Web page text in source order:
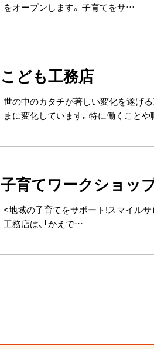
をオープンします。 子育てをサ…
こども工務店
世の中のカタチが著しい変化を遂げ
まに変化しています。特に働くこと
子育てワークショッ
<地域の子育てをサポート!スマイル
工務店は、「かえで…